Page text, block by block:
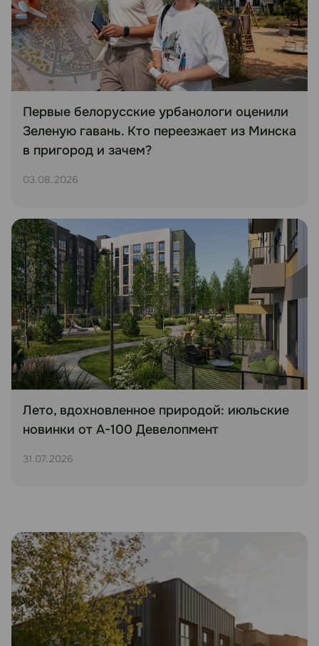
Первые белорусские урбанологи оценили
Зеленую гавань. Кто переезжает из Минска
в пригород и зачем?
03.08.2026
Лето, вдохновленное природой: июльские
новинки от А-100 Девелопмент
31.07.2026